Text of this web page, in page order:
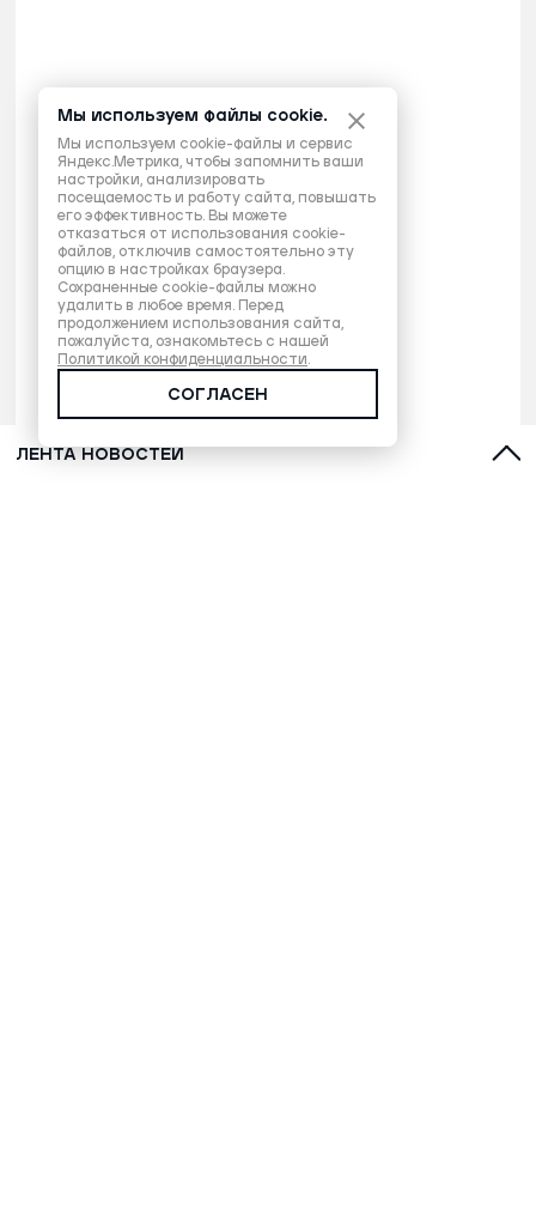
ЛЕНТА НОВОСТЕЙ
Мы используем файлы cookie.
Мы используем cookie-файлы и сервис
Яндекс.Метрика, чтобы запомнить ваши
настройки, анализировать
посещаемость и работу сайта, повышать
его эффективность. Вы можете
отказаться от использования cookie-
файлов, отключив самостоятельно эту
опцию в настройках браузера.
Сохраненные cookie-файлы можно
удалить в любое время. Перед
продолжением использования сайта,
пожалуйста, ознакомьтесь с нашей
Политикой конфиденциальности.
СОГЛАСЕН